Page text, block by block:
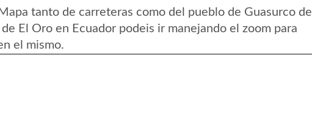
tanto de carreteras como del pueblo de Guasurco del
El Oro en Ecuador podeis ir manejando el zoom para
el mismo.